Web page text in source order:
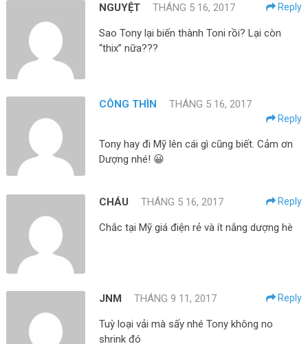
NGUYỆT THÁNG 5 16, 2017 Reply
Sao Tony lại biến thành Toni rồi? Lại còn
“thix” nữa???
CÔNG THÌN THÁNG 5 16, 2017
Reply
Tony hay đi Mỹ lên cái gì cũng biết. Cảm ơn
Dượng nhé! 😀
CHÁU THÁNG 5 16, 2017 Reply
Chắc tại Mỹ giá điện rẻ và ít nắng dượng hè
JNM THÁNG 9 11, 2017 Reply
Tuỳ loại vải mà sấy nhé Tony không no
shrink đó